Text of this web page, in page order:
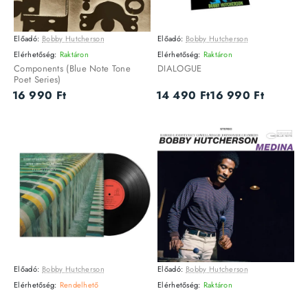
Utolsó darab
VINYL
Előadó: Bobby Hutcherson
Elérhetőség: Raktáron
Components (Blue Note Tone
Poet Series)
16 990 Ft
VINYL
Előadó: Bobby Hutcherson
Elérhetőség: Raktáron
DIALOGUE
14 490 Ft16 990 Ft
VINYL
Előadó: Bobby Hutcherson
Elérhetőség: Rendelhető
Utolsó darab
VINYL
Előadó: Bobby Hutcherson
Elérhetőség: Raktáron